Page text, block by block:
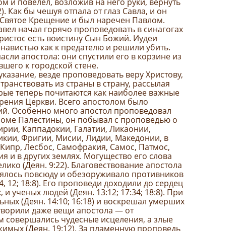
Как бы чешуя отпала от глаз Савла, и он
Крещение и был наречен Павлом.
начал горячо проповедовать в синагогах
есть воистину Сын Божий. Иудеи
как к предателю и решили убить.
апостола: они спустили его в корзине из
к городской стене.
везде проповедовать веру Христову,
из страны в страну, рассылая
теперь почитаются как наиболее важные
Церкви. Всего апостолом было
Особенно много апостол проповедовал
Палестины, он побывал с проповедью о
Каппадокии, Галатии, Ликаонии,
Фригии, Мисии, Лидии, Македонии, в
Лесбос, Самофракия, Самос, Патмос,
и в других землях. Могущество его слова
(Деян. 9:22). Благовествование апостола
повсюду и обезоруживало противников
12; 18:8). Его проповеди доходили до сердец
и ученых людей (Деян. 13:12; 17:34; 18:8). При
(Деян. 14:10; 16:18) и воскрешал умерших
даже вещи апостола — от
совершались чудесные исцеления, а злые
(Деян. 19:12). За пламенную проповедь